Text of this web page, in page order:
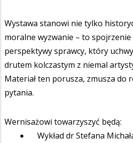
Wystawa stanowi nie tylko
moralne wyzwanie – to spojrzenie
perspektywy sprawcy, który
drutem kolczastym z niemal
Materiał ten porusza, zmusza do
pytania.
Wernisażowi towarzyszyć będą:
Wykład dr Stefana